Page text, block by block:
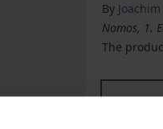
By
Nomos, 1.
The